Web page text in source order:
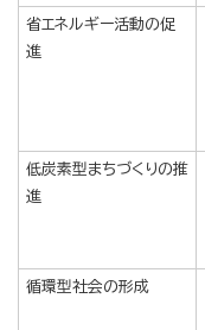
省エネルギー活動の促
進
低炭素型まちづくりの推
進
循環型社会の形成